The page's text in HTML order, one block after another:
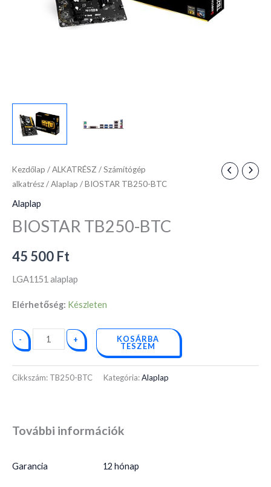
Kezdőlap /ALKATRÉSZ /Számítógép
alkatrész/Alaplap / BIOSTAR TB250-BTC
Alaplap
BIOSTAR TB250-BTC
45 500 Ft
LGA1151 alaplap
Elérhetőség: Készleten
- + KOSÁRBA
TESZEM
Cikkszám: TB250-BTC Kategória:Alaplap
További információk
Garancia 12 hónap